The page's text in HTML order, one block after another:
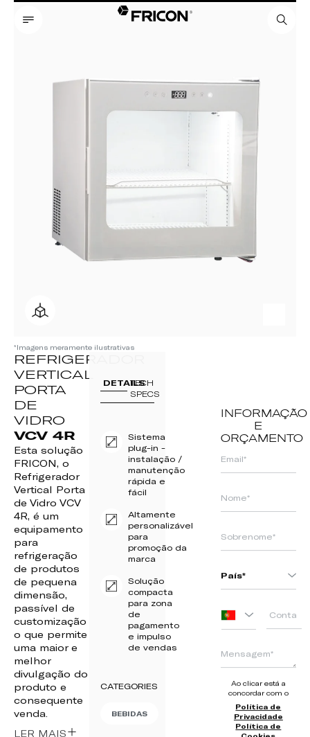
*Imagens meramente ilustrativas
REFRIGERADOR
VERTICAL
PORTA
DE
VIDRO
VCV 4R
Esta solução
FRICON, o
Refrigerador
Vertical Porta
de Vidro VCV
4R, é um
equipamento
para
refrigeração
de produtos
de pequena
dimensão,
passível de
customização
o que permite
uma maior e
melhor
divulgação do
produto e
consequente
venda.
LER MAIS
DETAILS
TECH
SPECS
Sistema
plug-in -
instalação /
manutenção
rápida e
fácil
Altamente
personalizável
para
promoção da
marca
Solução
compacta
para zona
de
pagamento
e impulso
de vendas
CATEGORIES
BEBIDAS
INFORMAÇÃO
E
ORÇAMENTO
PORTUGAL
+351
Ao clicar está a
concordar com o
Política de
Privacidade
Política de
Cookies